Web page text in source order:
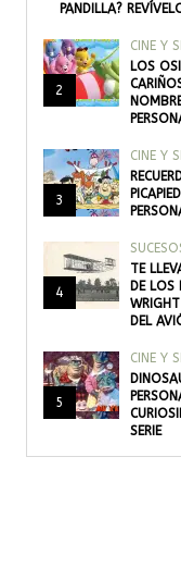
PANDILLA?
2
CINE Y
LOS
3
CINE Y
4
TE
DE LOS
DEL
5
CINE Y
SERIE